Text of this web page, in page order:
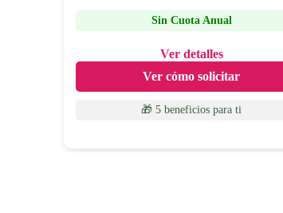
Sin Cuota Anual
Ver detalles
Ver cómo solicitar
🎁 5 beneficios para ti